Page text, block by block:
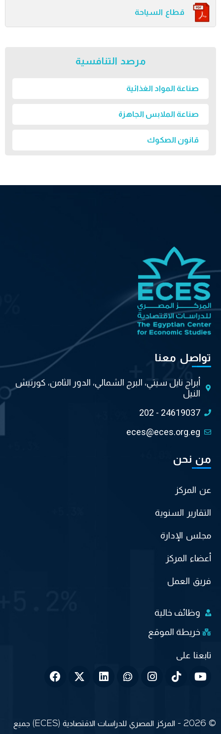
قطاع السياحة
مرصد التنافسية
صناعة المواد الغذائية
صناعة الملابس الجاهزة
قانون الصكوك
تواصل معنا
أبراج نايل سيتي، البرج الشمالي، الدور الثامن، كورنيش
النيل
202 - 24619037
eces@eces.org.eg
من نحن
عن المركز
التقارير السنوية
مجلس الإدارة
أعضاء المركز
فريق العمل
وظائف خالية
خريطة الموقع
© 2026 - المركز المصري للدراسات الاقتصادية (ECES) جميع